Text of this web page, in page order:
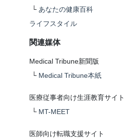
└ あなたの健康百科
ライフスタイル
関連媒体
Medical Tribune新聞版
└ Medical Tribune本紙
医療従事者向け生涯教育サイト
└ MT-MEET
医師向け転職支援サイト